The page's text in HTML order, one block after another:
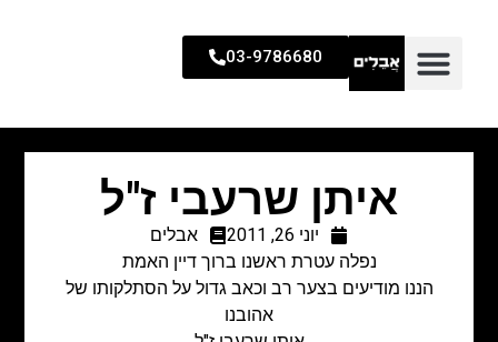
03-9786680
איתן שרעבי ז"ל
יוני 26, 2011
אבלים
נפלה עטרת ראשנו ברוך דיין האמת
הננו מודיעים בצער רב וכאב גדול על הסתלקותו של
אהובנו